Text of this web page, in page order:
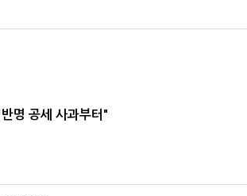
명 공세 사과부터"